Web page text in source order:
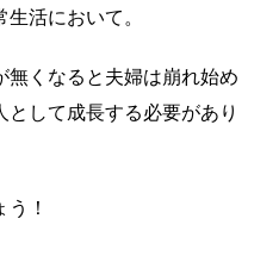
活において。
無くなると夫婦は崩れ始め
として成長する必要があり
！